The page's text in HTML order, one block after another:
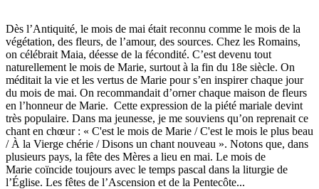
Dès l’Antiquité, le mois de mai était reconnu comme le mois de la
végétation, des fleurs, de l’amour, des sources. Chez les Romains,
on célébrait Maia, déesse de la fécondité. C’est devenu tout
naturellement le mois de Marie, surtout à la fin du 18e siècle. On
méditait la vie et les vertus de Marie pour s’en inspirer chaque jour
du mois de mai. On recommandait d’orner chaque maison de fleurs
en l’honneur de Marie. Cette expression de la piété mariale devint
très populaire. Dans ma jeunesse, je me souviens qu’on reprenait ce
chant en chœur : « C'est le mois de Marie / C'est le mois le plus beau
/ À la Vierge chérie / Disons un chant nouveau ». Notons que, dans
plusieurs pays, la fête des Mères a lieu en mai. Le mois de
Marie coïncide toujours avec le temps pascal dans la liturgie de
l’Église. Les fêtes de l’Ascension et de la Pentecôte...